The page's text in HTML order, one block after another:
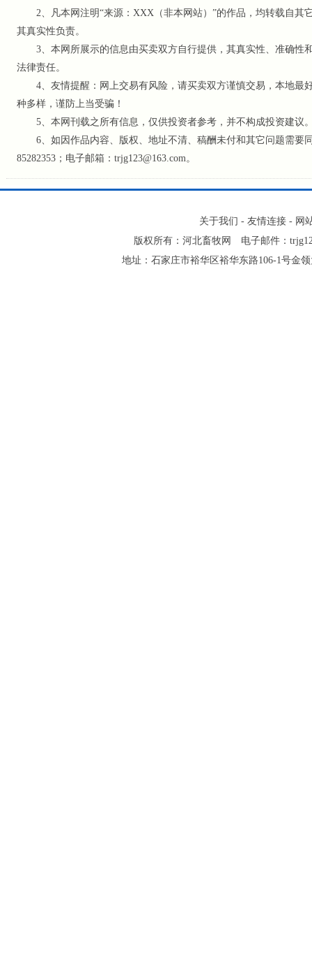
2、凡本网注明“来源：XXX（非本网站）”的作品，均转载自其
其真实性负责。
3、本网所展示的信息由买卖双方自行提供，其真实性、准确性
法律责任。
4、友情提醒：网上交易有风险，请买卖双方谨慎交易，本地最
种多样，谨防上当受骗！
5、本网刊载之所有信息，仅供投资者参考 ，并不构成投资建议
6、如因作品内容、版权、地址不清、稿酬未付和其它问题需要
85282353；电子邮箱：trjg123@163.com。
关于我们 - 友情连接 - 网
版权所有：河北畜牧网 电子邮件：
地址：石家庄市裕华区裕华东路106-1号金领